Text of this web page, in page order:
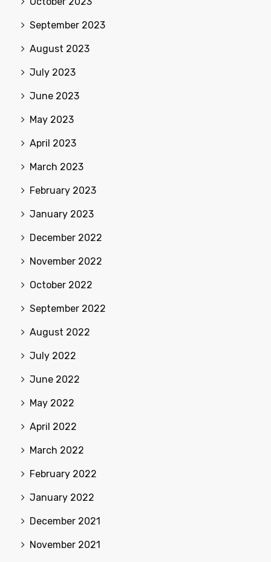
September 2023
August 2023
July 2023
June 2023
May 2023
April 2023
March 2023
February 2023
January 2023
December 2022
November 2022
October 2022
September 2022
August 2022
July 2022
June 2022
May 2022
April 2022
March 2022
February 2022
January 2022
December 2021
November 2021